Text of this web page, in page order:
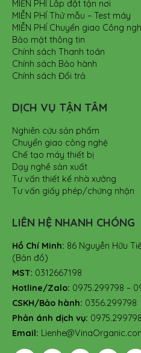
MIỄN PHÍ Lắp đặt tận nơi
MIỄN PHÍ Thử mẫu – Test máy
MIỄN PHÍ Chuyển giao Công
Bảo mật thông tin
Chính sách Thanh toán
Chính sách Bảo hành
Chính sách Đổi trả
DỊCH VỤ TẬN TÂM
Nghiên cứu sản phẩm
Chuyển giao công nghệ
Chế tạo máy thiết bị
Dạy nghề sản xuất
Tư vấn thiết kế nhà xưởng
Tư vấn giấy phép/chứng nhận
LIÊN HỆ NHANH CHÓNG
Hồ Chí Minh: 86 Nguyễn Hữu
(Bản đồ)
MST: 0312667198
Hotline/Zalo: 0975.299798 –
CSKH/Bảo hành: 0356.299798
Phản ánh dịch vụ: 0975.299798
Email: